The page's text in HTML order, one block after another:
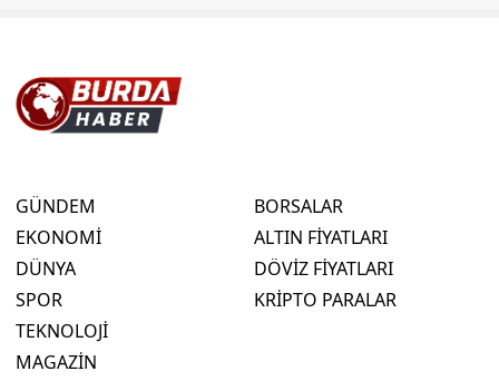
GÜNDEM
EKONOMİ
DÜNYA
SPOR
TEKNOLOJİ
MAGAZİN
BORSALAR
ALTIN FİYATLARI
DÖVİZ FİYATLARI
KRİPTO PARALAR